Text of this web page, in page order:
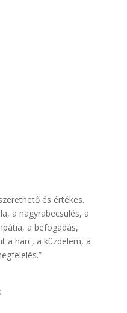
és értékes.
a nagyrabecsülés, a
a befogadás,
a harc, a küzdelem, a